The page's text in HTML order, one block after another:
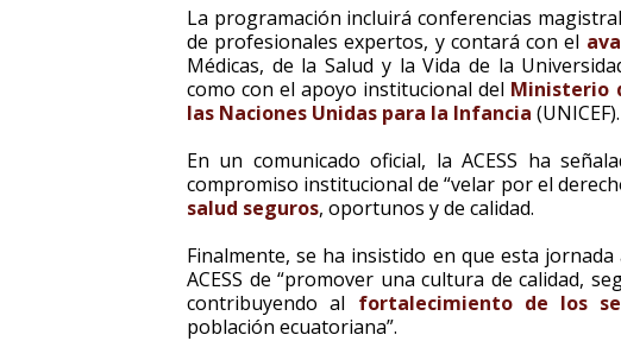
La programación incluirá conferencias
de profesionales expertos, y contará con el
Médicas, de la Salud y la Vida de la
como con el apoyo institucional del Ministerio
las Naciones Unidas para la Infancia (UNICEF).
En un comunicado oficial, la ACESS ha
compromiso institucional de “velar por el
salud seguros, oportunos y de calidad.
Finalmente, se ha insistido en que esta
ACESS de “promover una cultura de calidad,
contribuyendo al fortalecimiento de los
población ecuatoriana”.